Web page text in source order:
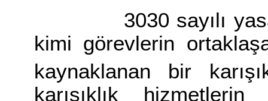
3030 sayılı
kimi görevlerin
kaynaklanan bir
karışıklık